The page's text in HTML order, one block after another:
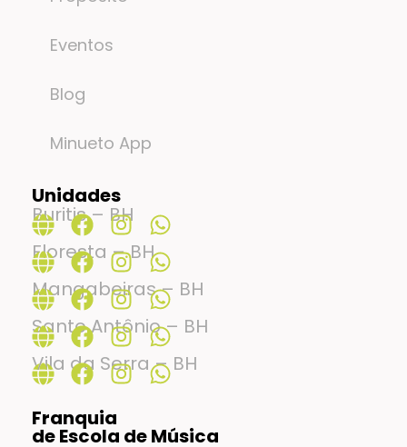
Eventos
Blog
Minueto App
Unidades
Buritis – BH
Floresta – BH
Mangabeiras – BH
Santo Antônio – BH
Vila da Serra – BH
Franquia
de Escola de Música